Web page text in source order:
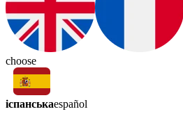
choose
іспанськаespañol